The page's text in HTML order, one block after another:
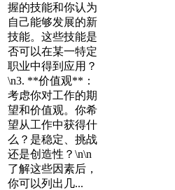
握的技能和你认为
自己能够发展的新
技能。这些技能是
否可以在某一特定
职业中得到应用？
\n3. **价值观**：
考虑你对工作的期
望和价值观。你希
望从工作中获得什
么？是稳定、挑战
还是创造性？\n\n
了解这些因素后，
你可以列出几...